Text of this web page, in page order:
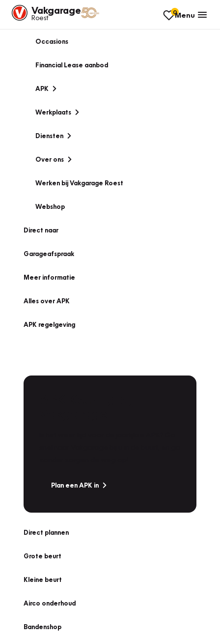
Vakgarage
Roest
0Menu
Occasions
Financial Lease aanbod
APK
Werkplaats
Diensten
Over ons
Werken bij Vakgarage Roest
Webshop
Direct naar
Garageafspraak
Meer informatie
Alles over APK
APK regelgeving
Plan een APK in
Direct plannen
Grote beurt
Kleine beurt
Airco onderhoud
Bandenshop